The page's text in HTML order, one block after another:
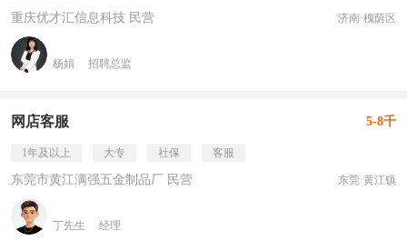
重庆优才汇信息科技 民营 济南·槐荫区
杨娟 招聘总监
网店客服 5-8千
1年及以上 大专 社保 客服
东莞市黄江满强五金制品厂 民营 东莞·黄江镇
丁先生 经理